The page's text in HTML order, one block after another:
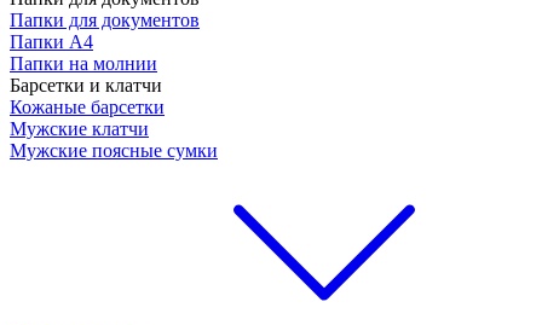
Папки для документов
Папки А4
Папки на молнии
Барсетки и клатчи
Кожаные барсетки
Мужские клатчи
Мужские поясные сумки